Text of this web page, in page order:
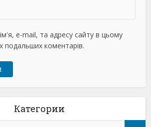
e-mail, та адресу сайту в цьому
подальших коментарів.
Категории